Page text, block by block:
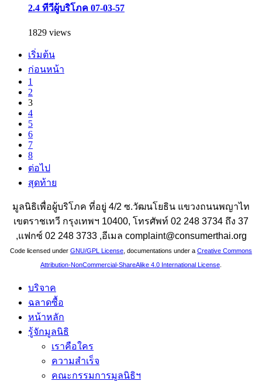
2.4 ทีวีผู้บริโภค 07-03-57
1829 views
เริ่มต้น
ก่อนหน้า
1
2
3
4
5
6
7
8
ต่อไป
สุดท้าย
มูลนิธิเพื่อผู้บริโภค ที่อยู่ 4/2 ซ.วัฒนโยธิน แขวงถนนพญาไท
เขตราชเทวี กรุงเทพฯ 10400, โทรศัพท์ 02 248 3734 ถึง 37
,แฟกซ์ 02 248 3733 ,อีเมล complaint@consumerthai.org
Code licensed under GNU/GPL License , documentations under a Creative Commons
Attribution-NonCommercial-ShareAlike 4.0 International License
บริจาค
ฉลาดซื้อ
หน้าหลัก
รู้จักมูลนิธิ
เราคือใคร
ความสำเร็จ
คณะกรรมการมูลนิธิฯ